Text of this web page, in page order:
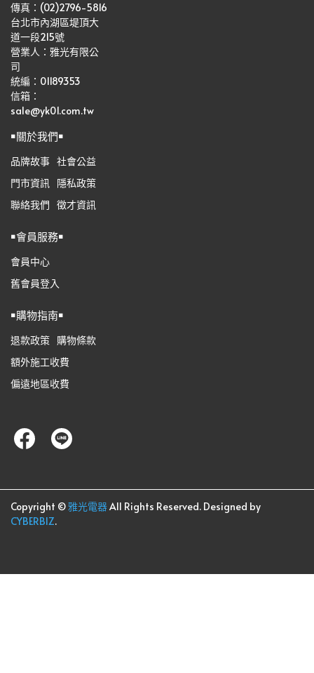
傳真：(02)2796-5816
台北市內湖區堤頂大
道一段215號
營業人：雅光有限公
司
統編：01189353
信箱：
sale@yk01.com.tw
￭關於我們￭
品牌故事 社會公益
門市資訊 隱私政策
聯絡我們 徵才資訊
￭會員服務￭
會員中心
舊會員登入
￭購物指南￭
退款政策 購物條款
額外施工收費
偏遠地區收費
Copyright ©雅光電器All Rights Reserved. Designed by
CYBERBIZ.